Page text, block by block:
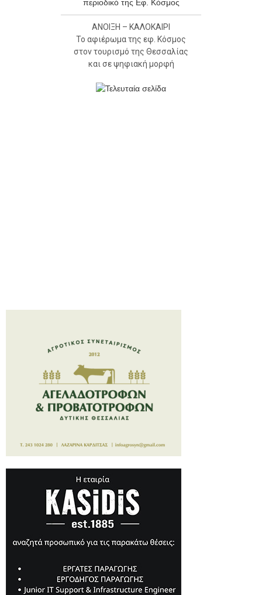
ΑΝΟΙΞΗ – ΚΑΛΟΚΑΙΡΙ
Το αφιέρωμα της εφ. Κόσμος
στον τουρισμό της Θεσσαλίας
και σε ψηφιακή μορφή